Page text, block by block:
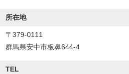
所在地
〒379-0111
群馬県安中市板鼻644-4
TEL